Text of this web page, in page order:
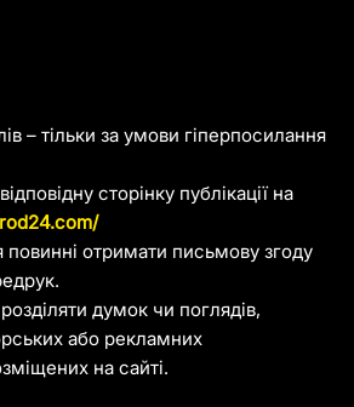
– тільки за умови гіперпосилання
сторінку публікації на
повинні отримати письмову згоду
думок чи поглядів,
або рекламних
на сайті.